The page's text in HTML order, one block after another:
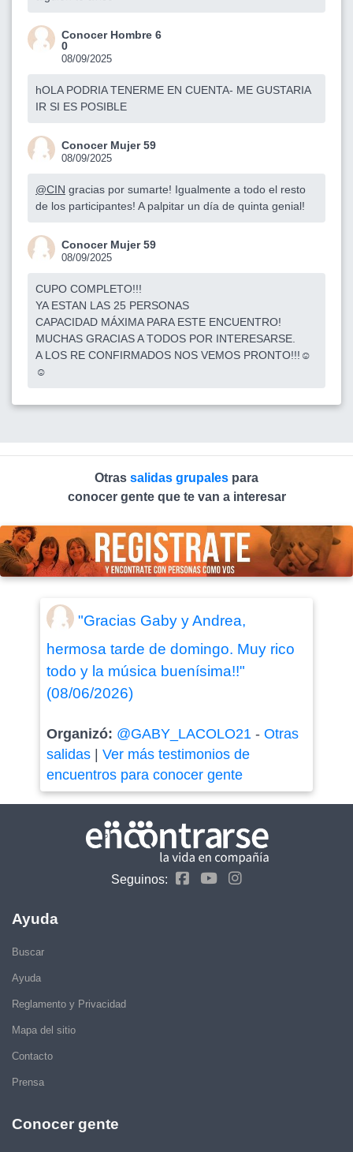
Conocer Hombre 6
0
08/09/2025
hOLA PODRIA TENERME EN CUENTA- ME GUSTARIA
IR SI ES POSIBLE
Conocer Mujer 59
08/09/2025
@CIN gracias por sumarte! Igualmente a todo el resto
de los participantes! A palpitar un día de quinta genial!
Conocer Mujer 59
08/09/2025
CUPO COMPLETO!!!
YA ESTAN LAS 25 PERSONAS
CAPACIDAD MÁXIMA PARA ESTE ENCUENTRO!
MUCHAS GRACIAS A TODOS POR INTERESARSE.
A LOS RE CONFIRMADOS NOS VEMOS PRONTO!!!☺️
☺️
Otras salidas grupales para
conocer gente que te van a interesar
"Gracias Gaby y Andrea,
hermosa tarde de domingo. Muy rico
todo y la música buenísima!!"
(08/06/2026)
Organizó: @GABY_LACOLO21- Otras
salidas| Ver más testimonios de
encuentros para conocer gente
Seguinos:
Ayuda
Buscar
Ayuda
Reglamento y Privacidad
Mapa del sitio
Contacto
Prensa
Conocer gente